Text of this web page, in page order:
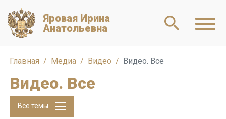
Яровая Ирина
Анатольевна
Главная Медиа Видео Видео. Все
Видео. Все
Все темы